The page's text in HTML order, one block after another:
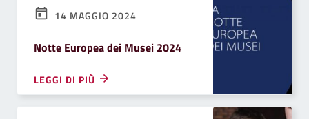
14 MAGGIO 2024
Notte Europea dei Musei 2024
LEGGI DI PIÙ